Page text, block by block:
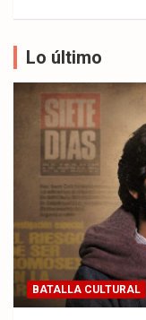
Lo último
BATALLA CULTURAL